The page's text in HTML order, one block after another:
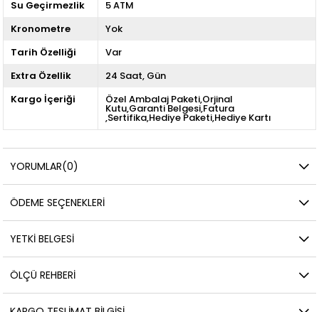
Su Geçirmezlik
5 ATM
Kronometre
Yok
Tarih Özelliği
Var
Extra Özellik
24 Saat Gün
Kargo İçeriği
Özel Ambalaj Paketi,Orjinal
Kutu,Garanti Belgesi,Fatura
,Sertifika,Hediye Paketi,Hediye Kartı
YORUMLAR(0)
ÖDEME SEÇENEKLERI
YETKİ BELGESİ
ÖLÇÜ REHBERI